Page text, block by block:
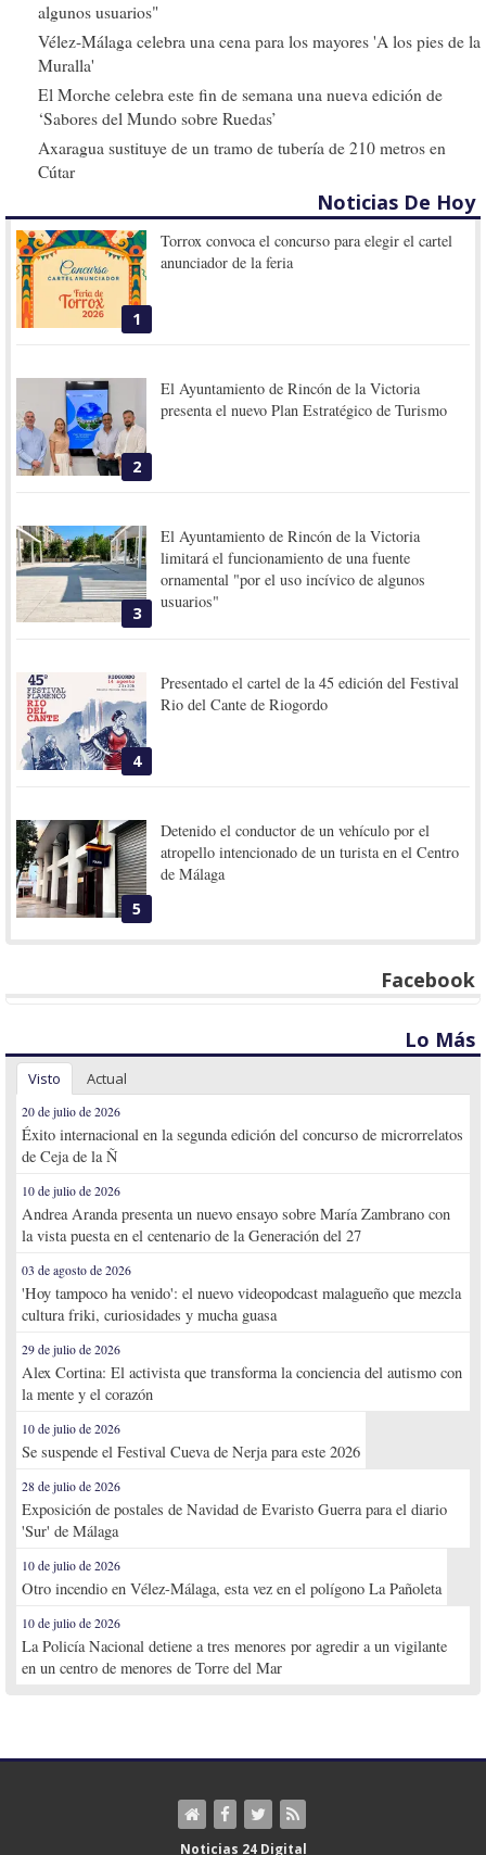
algunos usuarios"
Vélez-Málaga celebra una cena para los mayores 'A los pies de la
Muralla'
El Morche celebra este fin de semana una nueva edición de
‘Sabores del Mundo sobre Ruedas’
Axaragua sustituye de un tramo de tubería de 210 metros en
Cútar
Noticias De Hoy
1
Torrox convoca el concurso para elegir el cartel
anunciador de la feria
2
El Ayuntamiento de Rincón de la Victoria
presenta el nuevo Plan Estratégico de Turismo
3
El Ayuntamiento de Rincón de la Victoria
limitará el funcionamiento de una fuente
ornamental "por el uso incívico de algunos
usuarios"
4
Presentado el cartel de la 45 edición del Festival
Rio del Cante de Riogordo
5
Detenido el conductor de un vehículo por el
atropello intencionado de un turista en el Centro
de Málaga
Facebook
Lo Más
Visto Actual
20 de julio de 2026
Éxito internacional en la segunda edición del concurso de microrrelatos
de Ceja de la Ñ
10 de julio de 2026
Andrea Aranda presenta un nuevo ensayo sobre María Zambrano con
la vista puesta en el centenario de la Generación del 27
03 de agosto de 2026
'Hoy tampoco ha venido': el nuevo videopodcast malagueño que mezcla
cultura friki, curiosidades y mucha guasa
29 de julio de 2026
Alex Cortina: El activista que transforma la conciencia del autismo con
la mente y el corazón
10 de julio de 2026
Se suspende el Festival Cueva de Nerja para este 2026
28 de julio de 2026
Exposición de postales de Navidad de Evaristo Guerra para el diario
'Sur' de Málaga
10 de julio de 2026
Otro incendio en Vélez-Málaga, esta vez en el polígono La Pañoleta
10 de julio de 2026
La Policía Nacional detiene a tres menores por agredir a un vigilante
en un centro de menores de Torre del Mar
Noticias 24 Digital